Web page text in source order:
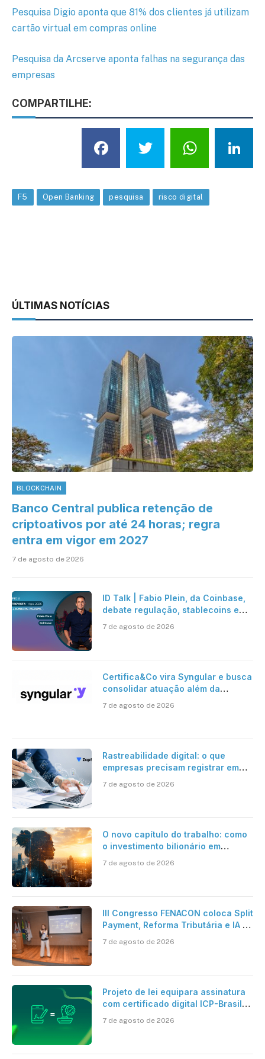
Pesquisa Digio aponta que 81% dos clientes já utilizam
cartão virtual em compras online
Pesquisa da Arcserve aponta falhas na segurança das
empresas
COMPARTILHE:
Facebook
Twitter
F5 Open Banking pesquisa risco digital
ÚLTIMAS NOTÍCIAS
BLOCKCHAIN
Banco Central publica retenção de
criptoativos por até 24 horas; regra
entra em vigor em 2027
7 de agosto de 2026
ID Talk | Fabio Plein, da Coinbase,
debate regulação, stablecoins e
7 de agosto de 2026
Certifica&Co vira Syngular e busca
consolidar atuação além da
7 de agosto de 2026
Rastreabilidade digital: o que
empresas precisam registrar em
7 de agosto de 2026
O novo capítulo do trabalho: como
o investimento bilionário em
verdadeira era da inteligência
7 de agosto de 2026
III Congresso FENACON coloca Split
Payment, Reforma Tributária e IA no
7 de agosto de 2026
Projeto de lei equipara assinatura
com certificado digital ICP-Brasil
cartório
7 de agosto de 2026